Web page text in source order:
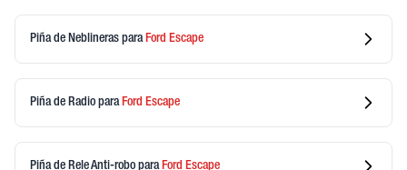
Piña de Neblineras para Ford Escape
Piña de Radio para Ford Escape
Piña de Rele Anti-robo para Ford Escape